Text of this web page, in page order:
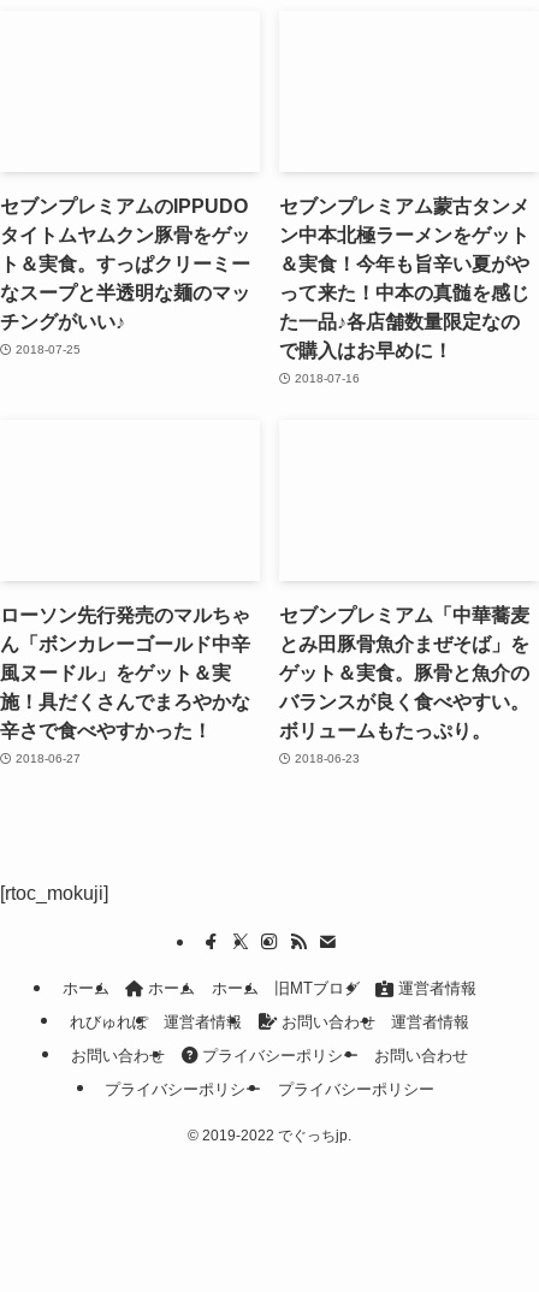
セブンプレミアムのIPPUDO
タイトムヤムクン豚骨をゲッ
ト＆実食。すっぱクリーミー
なスープと半透明な麺のマッ
チングがいい♪
2018-07-25
セブンプレミアム蒙古タンメ
ン中本北極ラーメンをゲット
＆実食！今年も旨辛い夏がや
って来た！中本の真髄を感じ
た一品♪各店舗数量限定なの
で購入はお早めに！
2018-07-16
ローソン先行発売のマルちゃ
ん「ボンカレーゴールド中辛
風ヌードル」をゲット＆実
施！具だくさんでまろやかな
辛さで食べやすかった！
2018-06-27
セブンプレミアム「中華蕎麦
とみ田豚骨魚介まぜそば」を
ゲット＆実食。豚骨と魚介の
バランスが良く食べやすい。
ボリュームもたっぷり。
2018-06-23
[rtoc_mokuji]
ホーム ホーム ホーム 旧MTブログ
運営者情報
れびゅれぽ
運営者情報 お問い合わせ
運営者情報
お問い合わせ
プライバシーポリシー
お問い合わせ
プライバシーポリシー
プライバシーポリシー
© 2019-2022 でぐっちjp.